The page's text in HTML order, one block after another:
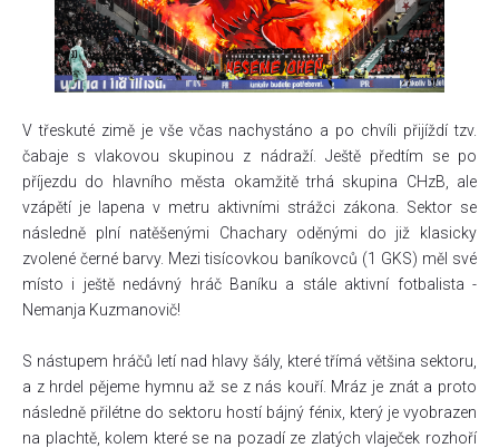
V třeskuté zimě je vše včas nachystáno a po chvíli přijíždí tzv.
čabaje s vlakovou skupinou z nádraží. Ještě předtím se po
příjezdu do hlavního města okamžitě trhá skupina CHzB, ale
vzápětí je lapena v metru aktivními strážci zákona. Sektor se
následně plní natěšenými Chachary oděnými do již klasicky
zvolené černé barvy. Mezi tisícovkou baníkovců (1 GKS) měl své
místo i ještě nedávný hráč Baníku a stále aktivní fotbalista -
Nemanja Kuzmanovič!
S nástupem hráčů letí nad hlavy šály, které třímá většina sektoru,
a z hrdel pějeme hymnu až se z nás kouří. Mráz je znát a proto
následně přilétne do sektoru hostí bájný fénix, který je vyobrazen
na plachtě, kolem které se na pozadí ze zlatých vlaječek rozhoří